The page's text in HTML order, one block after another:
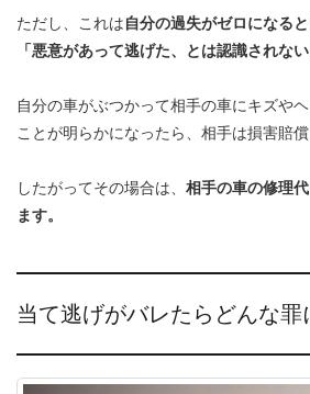
ただし、これは自分の過失がゼロになる
「悪意があって逃げた、とは認識されない
自分の車がぶつかって相手の車にキズや
ことが明らかになったら、相手は損害賠償
したがってその場合は、 相手の車の修理
ます。
当て逃げがバレたらどんな罪